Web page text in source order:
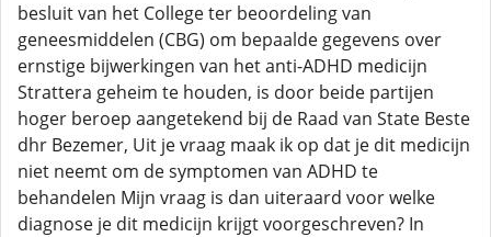
besluit van het College ter beoordeling van
geneesmiddelen (CBG) om bepaalde gegevens over
ernstige bijwerkingen van het anti-ADHD medicijn
Strattera geheim te houden, is door beide partijen
hoger beroep aangetekend bij de Raad van State Beste
dhr Bezemer, Uit je vraag maak ik op dat je dit medicijn
niet neemt om de symptomen van ADHD te
behandelen Mijn vraag is dan uiteraard voor welke
diagnose je dit medicijn krijgt voorgeschreven? In